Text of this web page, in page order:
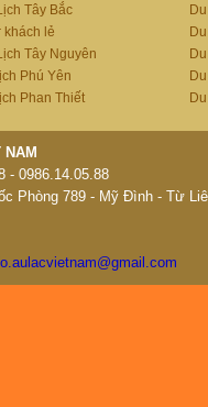
Tây Bắc
khách lẻ
Tây Nguyên
Phú Yên
Phan Thiết
NAM
- 0986.14.05.88
Phòng 789 - Mỹ Đình - Từ